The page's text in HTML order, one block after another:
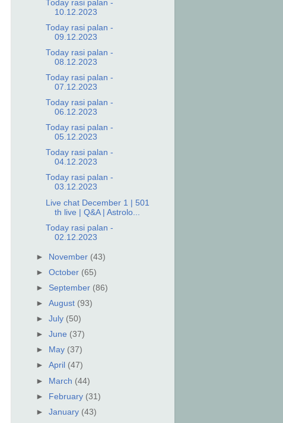
Today rasi palan -
10.12.2023
Today rasi palan -
09.12.2023
Today rasi palan -
08.12.2023
Today rasi palan -
07.12.2023
Today rasi palan -
06.12.2023
Today rasi palan -
05.12.2023
Today rasi palan -
04.12.2023
Today rasi palan -
03.12.2023
Live chat December 1 | 501
th live | Q&A | Astrolo...
Today rasi palan -
02.12.2023
► November (43)
► October (65)
► September (86)
► August (93)
► July (50)
► June (37)
►
May (37)
► April (47)
► March (44)
► February (31)
► January (43)